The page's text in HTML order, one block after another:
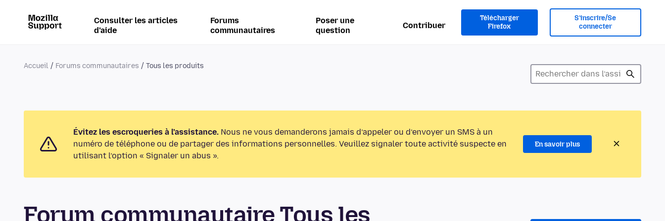
Consulter les articles
d’aide
Forums
communautaires
Poser une
question
Contribuer
Télécharger
Firefox
S’inscrire/Se
connecter
Accueil Forums communautaires Tous les produits
Évitez les escroqueries à l’assistance. Nous ne vous demanderons jamais d’appeler ou d’envoyer un SMS à un
numéro de téléphone ou de partager des informations personnelles. Veuillez signaler toute activité suspecte en
utilisant l’option « Signaler un abus ».
En savoir plus
Forum communautaire Tous les